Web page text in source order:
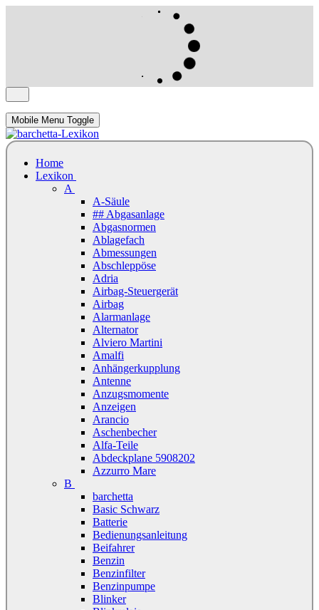
Mobile Menu Toggle
Home
Lexikon
A
A-Säule
## Abgasanlage
Abgasnormen
Ablagefach
Abmessungen
Abschleppöse
Adria
Airbag-Steuergerät
Airbag
Alarmanlage
Alternator
Alviero Martini
Amalfi
Anhängerkupplung
Antenne
Anzugsmomente
Anzeigen
Arancio
Aschenbecher
Alfa-Teile
Abdeckplane 5908202
Azzurro Mare
B
barchetta
Basic Schwarz
Batterie
Bedienungsanleitung
Beifahrer
Benzin
Benzinfilter
Benzinpumpe
Blinker